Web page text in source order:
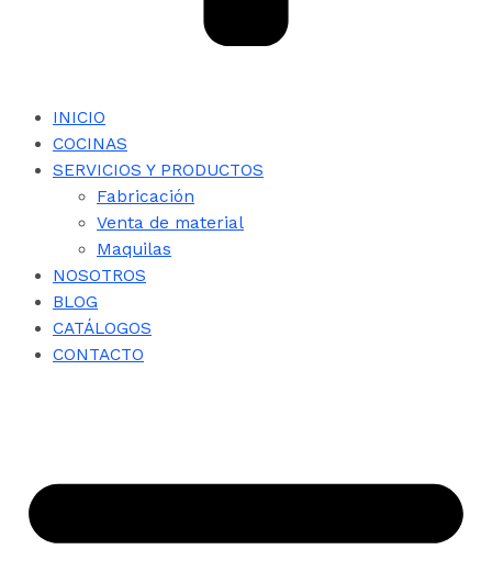
INICIO
COCINAS
SERVICIOS Y PRODUCTOS
Fabricación
Venta de material
Maquilas
NOSOTROS
BLOG
CATÁLOGOS
CONTACTO